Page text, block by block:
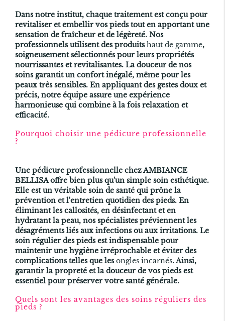
Dans notre institut, chaque traitement est conçu pour
revitaliser et embellir vos pieds tout en apportant une
sensation de fraîcheur et de légèreté. Nos
professionnels utilisent des produitshaut de gamme,
soigneusement sélectionnés pour leurs propriétés
nourrissantes et revitalisantes. La douceur de nos
soins garantit un confort inégalé, même pour les
peaux très sensibles. En appliquant des gestes doux et
précis, notre équipe assure une expérience
harmonieuse qui combine à la fois relaxation et
efficacité.
Pourquoi choisir une pédicure professionnelle
?
Une pédicure professionnelle chez AMBIANCE
BELLISA offre bien plus qu'un simple soin esthétique.
Elle est un véritable soin de santé qui prône la
prévention et l'entretien quotidien des pieds. En
éliminant les callosités, en désinfectant et en
hydratant la peau, nos spécialistes préviennent les
désagréments liés aux infections ou aux irritations. Le
soin régulier des pieds est indispensable pour
maintenir une hygiène irréprochable et éviter des
complications telles que lesongles incarnés. Ainsi,
garantir la propreté et la douceur de vos pieds est
essentiel pour préserver votre santé générale.
Quels sont les avantages des soins réguliers des
pieds ?